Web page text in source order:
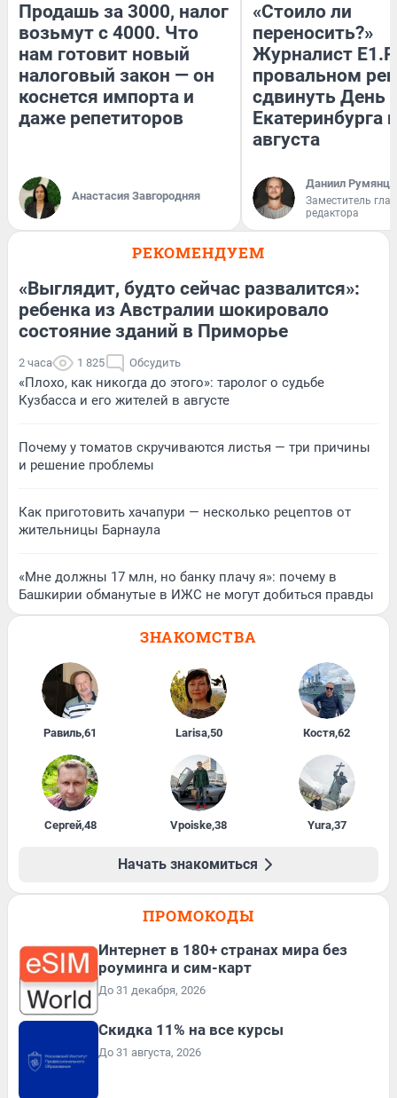
Продашь за 3000, налог
возьмут с 4000. Что
нам готовит новый
налоговый закон — он
коснется импорта и
даже репетиторов
Анастасия Завгородняя
«Стоило ли
переносить?»
Журналист
провальном
сдвинуть День
Екатеринбурга
августа
Даниил
Заместитель
редактора
РЕКОМЕНДУЕМ
«Выглядит, будто сейчас развалится»:
ребенка из Австралии шокировало
состояние зданий в Приморье
2 часа 1 825 Обсудить
«Плохо, как никогда до этого»: таролог о судьбе
Кузбасса и его жителей в августе
Почему у томатов скручиваются листья — три причины
и решение проблемы
Как приготовить хачапури — несколько рецептов от
жительницы Барнаула
«Мне должны 17 млн, но банку плачу я»: почему в
Башкирии обманутые в ИЖС не могут добиться правды
ЗНАКОМСТВА
Равиль,61 Larisa,50 Костя,62
Сергей,48 Vpoiske,38 Yura,37
Начать знакомиться
ПРОМОКОДЫ
Интернет в 180+ странах мира без
роуминга и сим-карт
До 31 декабря, 2026
Скидка 11% на все курсы
До 31 августа, 2026